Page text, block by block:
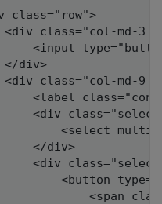
class="row">
class="col-md-3
<input
</div>
class="col-md-9
<label
<div
<select
</div>
<div
<button
<span